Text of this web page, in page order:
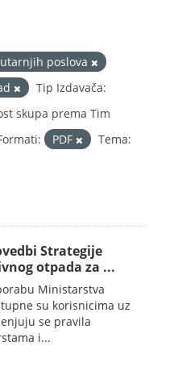
poslova
Tip Izdavača:
skupa prema Tim
PDF
Tema:
Strategije
otpada za ...
Ministarstva
su korisnicima uz
se pravila
i...